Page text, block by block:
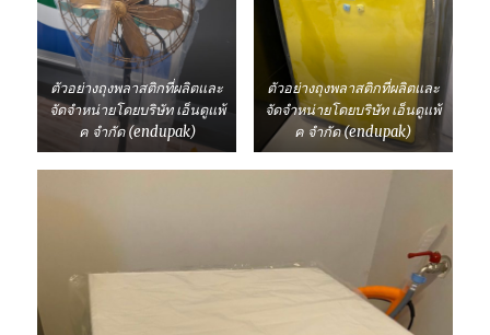
ตัวอย่างถุงพลาสติกที่ผลิตและ
จัดจำหน่ายโดยบริษัท เอ็นดูแพ้
ค จำกัด (endupak)
ตัวอย่างถุงพลาสติกที่ผลิตและ
จัดจำหน่ายโดยบริษัท เอ็นดูแพ้
ค จำกัด (endupak)